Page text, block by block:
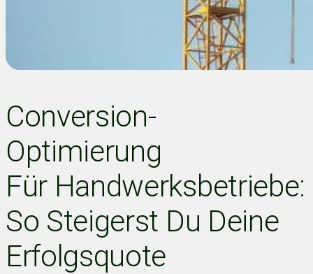
Conversion-
Optimierung
Für Handwerksbetriebe:
So Steigerst Du Deine
Erfolgsquote